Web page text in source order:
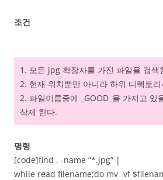
조건
1. 모든 jpg 확장자를 가진 파일을 검색
2. 현재 위치뿐만 아니라 하위 디렉토
2. 파일이름중에 _GOOD_을 가지고 있
삭제 한다.
명령
[code]find . -name “*.jpg” |
while read filename;do mv -vf